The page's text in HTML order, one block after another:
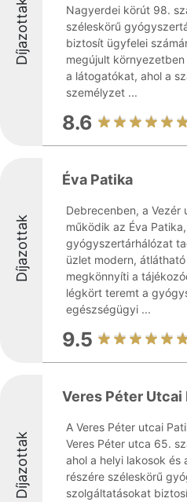
Díjazottak
Nagyerdei körút 98.
széleskörű
biztosít ügyfelei
megújult
a látogatókat, ahol a
személyzet ...
8.6
Díjazottak
Éva Patika
Debrecenben, a Vezér
működik az Éva
gyógyszertárhálózat
üzlet modern,
megkönnyíti a
légkört teremt a
egészségügyi ...
9.5
Díjazottak
Veres Péter Utcai
A Veres Péter utcai
Veres Péter utca 65.
ahol a helyi lakosok és
részére széleskörű
szolgáltatásokat